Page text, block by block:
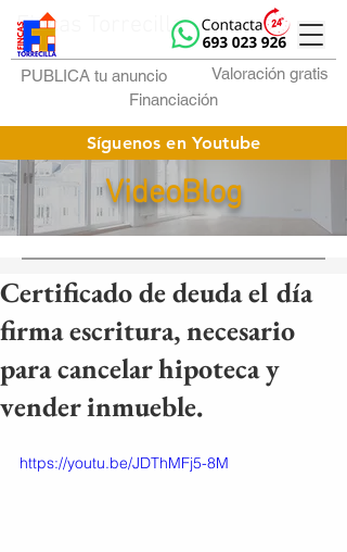
Fincas Torrecilla
PUBLICA tu anuncio
Valoración gratis
Financiación
Síguenos en Youtube
VideoBlog
Certificado de deuda el día
firma escritura, necesario
para cancelar hipoteca y
vender inmueble.
https://youtu.be/JDThMFj5-8M